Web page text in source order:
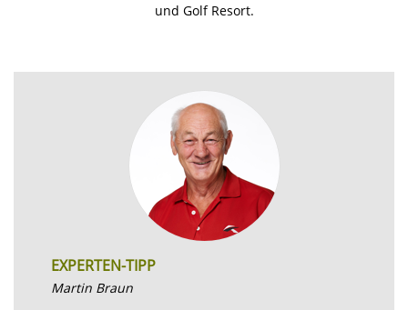
und Golf Resort.
EXPERTEN-TIPP
Martin Braun